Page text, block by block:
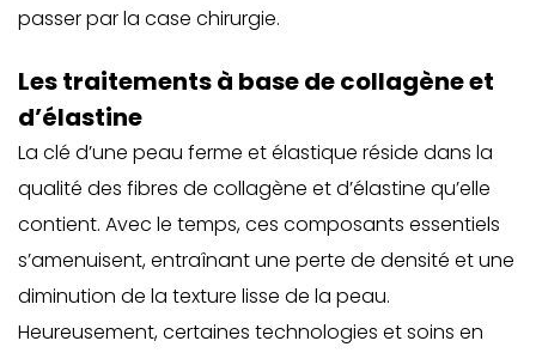
passer par la case chirurgie.
Les traitements à base de collagène et
d’élastine
La clé d’une peau ferme et élastique réside dans la
qualité des fibres de collagène et d’élastine qu’elle
contient. Avec le temps, ces composants essentiels
s’amenuisent, entraînant une perte de densité et une
diminution de la texture lisse de la peau.
Heureusement, certaines technologies et soins en